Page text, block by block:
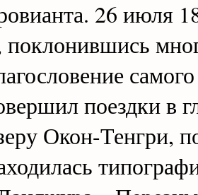
26 июля
поклонившись
поездки в
Окон-Тенгри,